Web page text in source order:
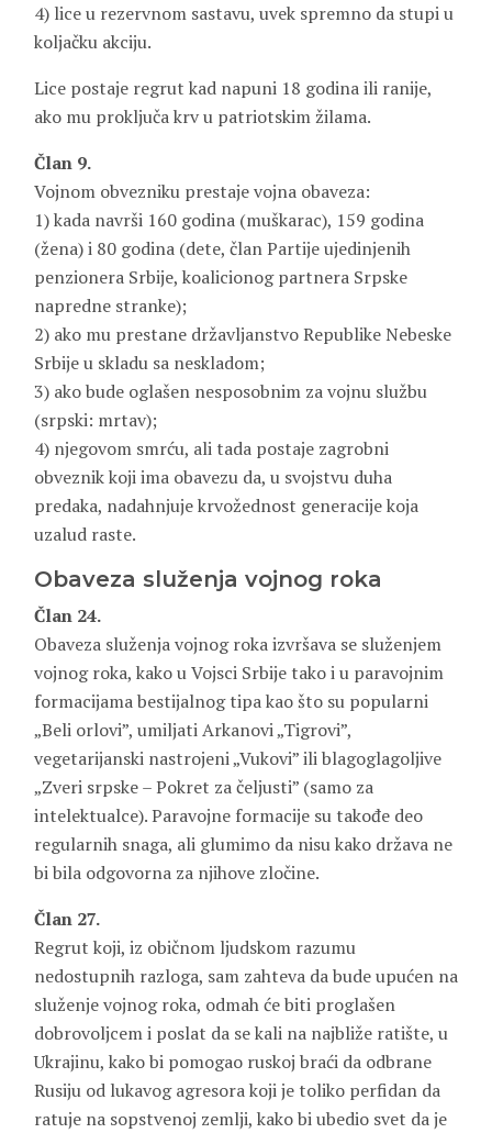
4) lice u rezervnom sastavu, uvek spremno da stupi u
koljačku akciju.
Lice postaje regrut kad napuni 18 godina ili ranije,
ako mu proključa krv u patriotskim žilama.
Član 9.
Vojnom obvezniku prestaje vojna obaveza:
1) kada navrši 160 godina (muškarac), 159 godina
(žena) i 80 godina (dete, član Partije ujedinjenih
penzionera Srbije, koalicionog partnera Srpske
napredne stranke);
2) ako mu prestane državljanstvo Republike Nebeske
Srbije u skladu sa neskladom;
3) ako bude oglašen nesposobnim za vojnu službu
(srpski: mrtav);
4) njegovom smrću, ali tada postaje zagrobni
obveznik koji ima obavezu da, u svojstvu duha
predaka, nadahnjuje krvožednost generacije koja
uzalud raste.
Obaveza služenja vojnog roka
Član 24.
Obaveza služenja vojnog roka izvršava se služenjem
vojnog roka, kako u Vojsci Srbije tako i u paravojnim
formacijama bestijalnog tipa kao što su popularni
„Beli orlovi”, umiljati Arkanovi „Tigrovi”,
vegetarijanski nastrojeni „Vukovi” ili blagoglagoljive
„Zveri srpske – Pokret za čeljusti” (samo za
intelektualce). Paravojne formacije su takođe deo
regularnih snaga, ali glumimo da nisu kako država ne
bi bila odgovorna za njihove zločine.
Član 27.
Regrut koji, iz običnom ljudskom razumu
nedostupnih razloga, sam zahteva da bude upućen na
služenje vojnog roka, odmah će biti proglašen
dobrovoljcem i poslat da se kali na najbliže ratište, u
Ukrajinu, kako bi pomogao ruskoj braći da odbrane
Rusiju od lukavog agresora koji je toliko perfidan da
ratuje na sopstvenoj zemlji, kako bi ubedio svet da je